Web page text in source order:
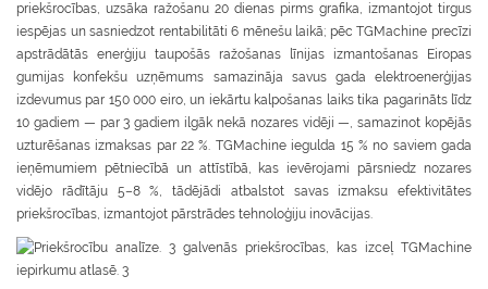
priekšrocības, uzsāka ražošanu 20 dienas pirms grafika, izmantojot tirgus
iespējas un sasniedzot rentabilitāti 6 mēnešu laikā; pēc TGMachine precīzi
apstrādātās enerģiju taupošās ražošanas līnijas izmantošanas Eiropas
gumijas konfekšu uzņēmums samazināja savus gada elektroenerģijas
izdevumus par 150 000 eiro, un iekārtu kalpošanas laiks tika pagarināts līdz
10 gadiem — par 3 gadiem ilgāk nekā nozares vidēji —, samazinot kopējās
uzturēšanas izmaksas par 22 %. TGMachine iegulda 15 % no saviem gada
ieņēmumiem pētniecībā un attīstībā, kas ievērojami pārsniedz nozares
vidējo rādītāju 5–8 %, tādējādi atbalstot savas izmaksu efektivitātes
priekšrocības, izmantojot pārstrādes tehnoloģiju inovācijas.